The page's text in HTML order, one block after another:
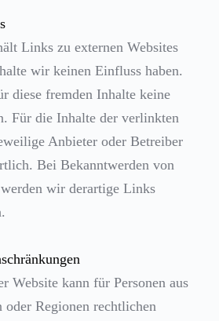
Links zu externen Websites
wir keinen Einfluss haben.
diese fremden Inhalte keine
Für die Inhalte der verlinkten
Anbieter oder Betreiber
Bei Bekanntwerden von
wir derartige Links
Website kann für Personen aus
oder Regionen rechtlichen